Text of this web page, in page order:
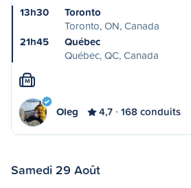
13h30
Toronto
Toronto, ON, Canada
21h45
Québec
Québec, QC, Canada
M
Oleg 4,7 168 conduits
Samedi 29 Août